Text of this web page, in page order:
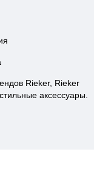
Rieker, Rieker
аксессуары.